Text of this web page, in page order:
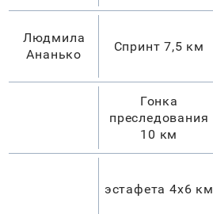
Людмила
Ананько
Спринт 7,5 км
Гонка
преследования
10 км
эстафета 4х6 км